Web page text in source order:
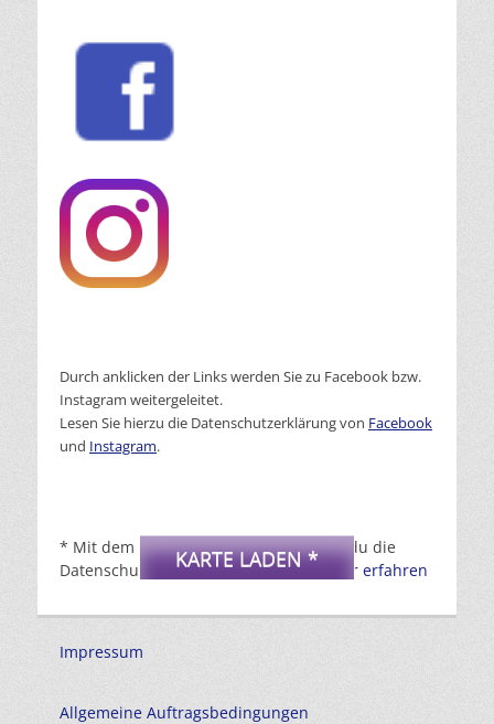
Durch anklicken der Links werden Sie zu Facebook bzw.
Instagram weitergeleitet.
Lesen Sie hierzu die Datenschutzerklärung von Facebook
und Instagram.
KARTE LADEN *
* Mit dem Laden der Karte akzeptierst du die
Datenschutzerklärung von Google.
Mehr erfahren
Impressum
Allgemeine Auftragsbedingungen